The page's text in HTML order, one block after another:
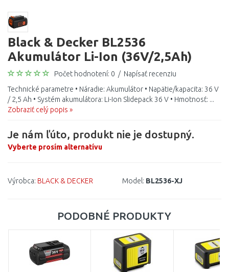
Black & Decker BL2536
Akumulátor Li-Ion (36V/2,5Ah)
Počet hodnotení: 0 / Napísať recenziu
Technické parametre • Náradie: Akumulátor • Napätie/kapacita: 36 V
/ 2,5 Ah • Systém akumulátora: Li-Ion Slidepack 36 V • Hmotnosť: ...
Zobraziť celý popis »
Je nám ľúto, produkt nie je dostupný.
Vyberte prosím alternatívu
Výrobca: BLACK & DECKER Model: BL2536-XJ
PODOBNÉ PRODUKTY